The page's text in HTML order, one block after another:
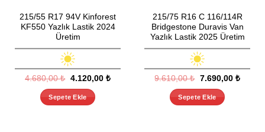
215/55 R17 94V Kinforest
KF550 Yazlık Lastik 2024
Üretim
4.680,00₺ Orijinal
4.680,00 ₺.
4.120,00 ₺Şu
Sepete Ekle
215/75 R16 C 116/114R
Bridgestone Duravis Van
Yazlık Lastik 2025 Üretim
9.610,00₺ Orijinal
9.610,00 ₺.
7.690,00 ₺Şu
Sepete Ekle